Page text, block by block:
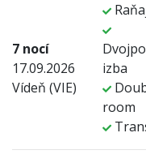
7 nocí
17.09.2026
Vídeň (VIE)
izba
room